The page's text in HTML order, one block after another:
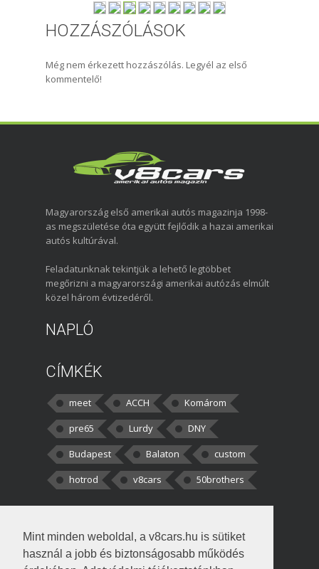
Mint minden weboldal, a v8cars.hu is sütiket
használ a jobb és biztonságosabb működés
HOZZÁSZÓLÁSOK
Még nem érkezett hozzászólás. Legyél az első
kommentelő!
Magyarország első amerikai autós magazinja 1998-
as megszületése óta együtt fejlődik a hazai amerikai
autós kultúrával.
Feladatunknak tekintjük a lehető legtöbbet
megőrizni a magyarországi amerikai autózás elmúlt
közel három évtizedéről.
NAPLÓ
CÍMKÉK
meet ACCH
Komárom
pre65
Lurdy
DNY
Budapest
Balaton
custom
hotrod
v8cars 50brothers
kortisz:Elszúrtam! Én csak két
darabbaal számoltam. Nem tudtam, hogy fél autót,